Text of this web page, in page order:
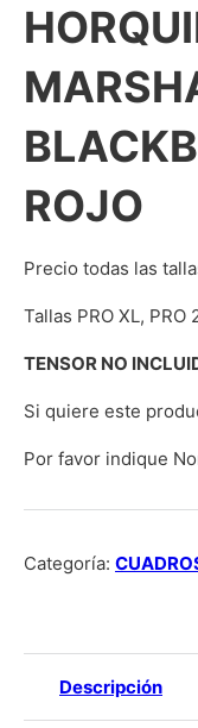
ROJO
Precio todas las
Tallas PRO XL, PRO
TENSOR NO
Si quiere este
Por favor indique
Categoría:
Descripción